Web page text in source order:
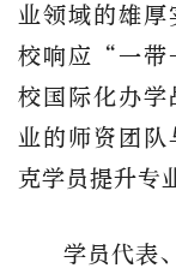
业领域的雄
校响应“一带
校国际化办学
业的师资团
克学员提升专
学员代表